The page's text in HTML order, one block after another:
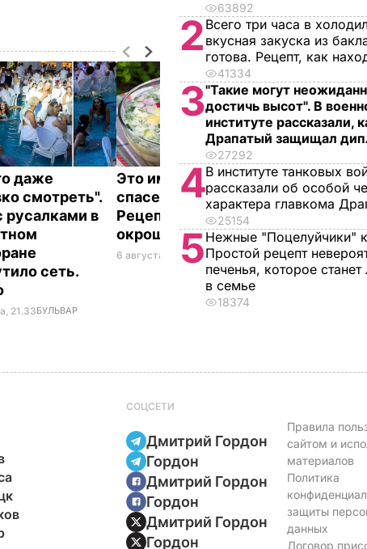
даже
смотреть".
русалками в
сеть.
21.33БУЛЬВАР
Это именно то, что
спасет в жару.
Рецепт вкуснейшей
окрошки
6 августа, 18.21БУЛЬВАР
"Хрустящие
снаружи и
внутри".
вкусные
кабачки
6 августа, 18.09
63892
2 Всего три часа в
вкусная закуска из
готова. Рецепт, как
41334
3"Такие могут
достичь высот". В
институте рассказали,
Драпатый защищал
27292
4В институте танковых
рассказали об особой
характера главкома
25154
5Нежные "Поцелуйчики"
Простой рецепт
печенья, которое
в семье
18374
СОЦСЕТИ
Дмитрий Гордон
Гордон
Дмитрий Гордон
Гордон
Дмитрий Гордон
Гордон
Правила
сайтом и
материалов
Политика
защиты
данных
Договор